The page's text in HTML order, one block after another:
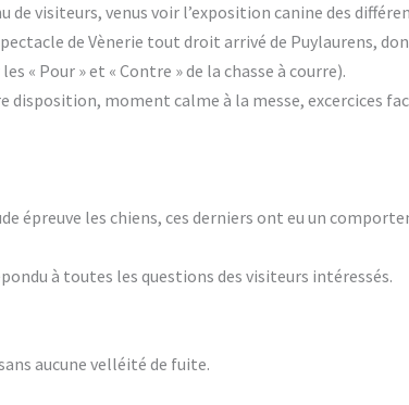
visiteurs, venus voir l’exposition canine des
de Vènerie tout droit arrivé de Puylaurens,
« Pour » et « Contre » de la chasse à courre).
moment calme à la messe, excercices
épreuve les chiens, ces derniers ont eu un
à toutes les questions des visiteurs intéressés.
aucune velléité de fuite.